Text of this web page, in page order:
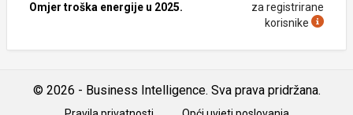
Omjer troška energije u 2025.
za registrirane
korisnike
© 2026 - Business Intelligence. Sva prava pridržana.